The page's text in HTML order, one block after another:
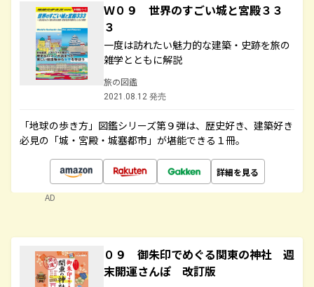
Ｗ０９ 世界のすごい城と宮殿３３
３
一度は訪れたい魅力的な建築・史跡を旅の
雑学とともに解説
旅の図鑑
2021.08.12 発売
「地球の歩き方」図鑑シリーズ第９弾は、歴史好き、建築好き
必見の「城・宮殿・城塞都市」が堪能できる１冊。
詳細を見る
AD
０９ 御朱印でめぐる関東の神社 週
末開運さんぽ 改訂版